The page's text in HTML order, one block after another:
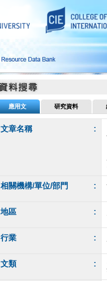
應用文 研究資料
文章名稱 :
相關機構/單位/部門 :
地區 :
行業 :
文類 :